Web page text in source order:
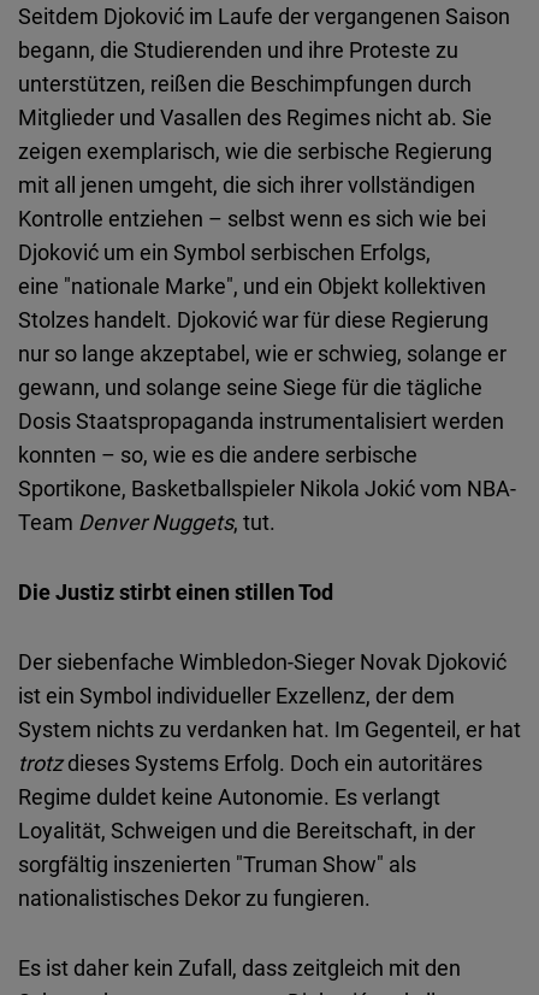
Seitdem Djoković im Laufe der vergangenen Saison
begann, die Studierenden und ihre Proteste zu
unterstützen, reißen die Beschimpfungen durch
Mitglieder und Vasallen des Regimes nicht ab. Sie
zeigen exemplarisch, wie die serbische Regierung
mit all jenen umgeht, die sich ihrer vollständigen
Kontrolle entziehen – selbst wenn es sich wie bei
Djoković um ein Symbol serbischen Erfolgs,
eine "nationale Marke", und ein Objekt kollektiven
Stolzes handelt. Djoković war für diese Regierung
nur so lange akzeptabel, wie er schwieg, solange er
gewann, und solange seine Siege für die tägliche
Dosis Staatspropaganda instrumentalisiert werden
konnten – so, wie es die andere serbische
Sportikone, Basketballspieler Nikola Jokić vom NBA-
Team Denver Nuggets, tut.
Die Justiz stirbt einen stillen Tod
Der siebenfache Wimbledon-Sieger Novak Djoković
ist ein Symbol individueller Exzellenz, der dem
System nichts zu verdanken hat. Im Gegenteil, er hat
trotzdieses Systems Erfolg. Doch ein autoritäres
Regime duldet keine Autonomie. Es verlangt
Loyalität, Schweigen und die Bereitschaft, in der
sorgfältig inszenierten "Truman Show" als
nationalistisches Dekor zu fungieren.
Es ist daher kein Zufall, dass zeitgleich mit den